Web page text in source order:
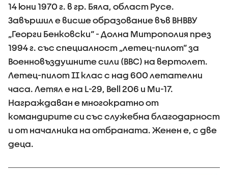
14 юни 1970 г. в гр. Бяла, област Русе.
Завършил е висше образование във ВНВВУ
„Георги Бенковски“ - Долна Митрополия през
1994 г. със специалност „летец-пилот“ за
Военновъздушните сили (ВВС) на вертолет.
Летец-пилот ІІ клас с над 600 летателни
часа. Летял е на L-29, Bell 206 и Ми-17.
Награждаван е многократно от
командирите си със служебна благодарност
и от началника на отбраната. Женен е, с две
деца.